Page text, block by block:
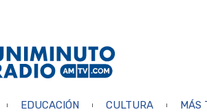
EDUCACIÓN CULTURA MÁS